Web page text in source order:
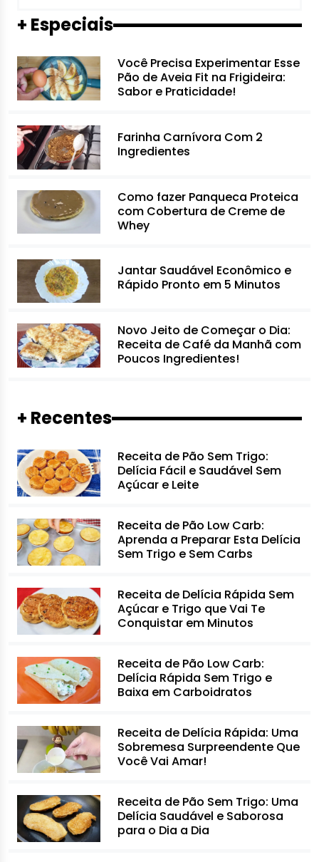
+ Especiais
Você Precisa Experimentar Esse
Pão de Aveia Fit na Frigideira:
Sabor e Praticidade!
Farinha Carnívora Com 2
Ingredientes
Como fazer Panqueca Proteica
com Cobertura de Creme de
Whey
Jantar Saudável Econômico e
Rápido Pronto em 5 Minutos
Novo Jeito de Começar o Dia:
Receita de Café da Manhã com
Poucos Ingredientes!
+ Recentes
Receita de Pão Sem Trigo:
Delícia Fácil e Saudável Sem
Açúcar e Leite
Receita de Pão Low Carb:
Aprenda a Preparar Esta Delícia
Sem Trigo e Sem Carbs
Receita de Delícia Rápida Sem
Açúcar e Trigo que Vai Te
Conquistar em Minutos
Receita de Pão Low Carb:
Delícia Rápida Sem Trigo e
Baixa em Carboidratos
Receita de Delícia Rápida: Uma
Sobremesa Surpreendente Que
Você Vai Amar!
Receita de Pão Sem Trigo: Uma
Delícia Saudável e Saborosa
para o Dia a Dia